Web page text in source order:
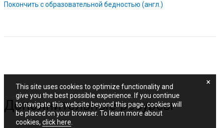
Покончить с образовательной бедностью (англ.)
Дополнительные ресурсы
This site uses cookies to optimize functionality and
give you the best possible experience. If you continue
to navigate this website beyond this page, cookies will
be placed on your browser. To learn more about
cookies, click here
×